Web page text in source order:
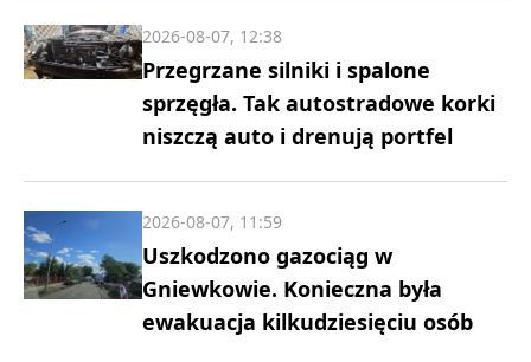
Przegrzane silniki i spalone
sprzęgła. Tak autostradowe korki
niszczą auto i drenują portfel
2026-08-07, 12:38
Uszkodzono gazociąg w
Gniewkowie. Konieczna była
ewakuacja kilkudziesięciu osób
2026-08-07, 11:59